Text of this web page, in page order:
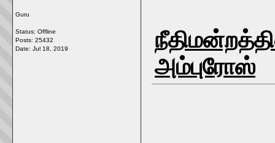
Guru
Status: Offline
Posts: 25432
Date: Jul 18, 2019
அம்புரோஸ்